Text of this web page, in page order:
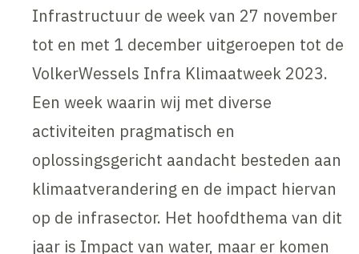
Infrastructuur de week van 27 november
tot en met 1 december uitgeroepen tot de
VolkerWessels Infra Klimaatweek 2023.
Een week waarin wij met diverse
activiteiten pragmatisch en
oplossingsgericht aandacht besteden aan
klimaatverandering en de impact hiervan
op de infrasector. Het hoofdthema van dit
jaar is Impact van water, maar er komen